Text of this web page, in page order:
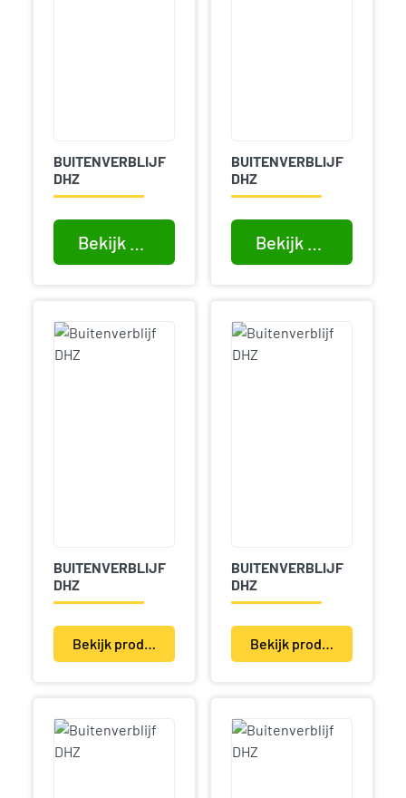
BUITENVERBLIJF
DHZ
Bekijk product
BUITENVERBLIJF
DHZ
Bekijk product
BUITENVERBLIJF
DHZ
Bekijk product(en)
BUITENVERBLIJF
DHZ
Bekijk product(en)